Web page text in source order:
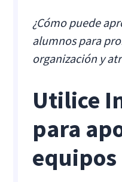
¿Cómo puede
alumnos para
organización y
Utilice
para